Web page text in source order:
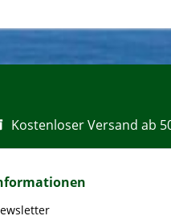
Kostenloser Versand ab